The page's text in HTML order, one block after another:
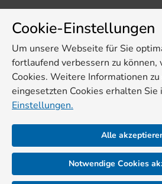
Cookie-Einstellungen
Um unsere Webseite für Sie
fortlaufend verbessern zu können,
Cookies. Weitere Informationen zu
eingesetzten Cookies erhalten Sie
Einstellungen.
Alle
Notwendige Cookies